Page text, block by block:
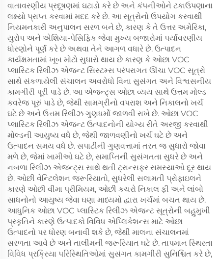
વાતાવરણીય પ્રદૂષણમાં ઘટાડો કરે છે અને કંપનીઓને ટકાઉપણાના
લક્ષ્યો પ્રાપ્ત કરવામાં મદદ કરે છે. આ સૂત્રોનો ઉપયોગ કરવાથી
નિયમનકારી અનુપાલન સરળ બને છે, કારણ કે તે ઉત્તર અમેરિકા,
યુરોપ અને એશિયા-પેસિફિક જેવા મુખ્ય બજારોમાં પર્યાવરણીય
ધોરણોને પૂર્ણ કરે છે અથવા તેને આગળ વધારે છે. ઉત્પાદન
કાર્યક્ષમતામાં ખૂબ મોટો સુધારો થાય છે કારણ કે ઓછા VOC
પ્લાસ્ટિક રિલીઝ એજન્ટ સિસ્ટમ્સ પરંપરાગત ઊંચા VOC સૂત્રો
સાથે સંકળાયેલી સંચાલન અવરોધો વિના સુસંગત અને વિશ્વસનીય
કામગીરી પૂરી પાડે છે. આ એજન્ટ્સ ઓછા વ્યય સાથે ઉત્તમ મોલ્ડ
કવરેજ પૂરું પાડે છે, જેથી સામગ્રીનો વપરાશ અને નિકાલનો ખર્ચ
ઘટે છે અને ઉત્તમ રિલીઝ ગુણધર્મો જાળવી રાખે છે. ઓછા VOC
પ્લાસ્ટિક રિલીઝ એજન્ટ ઉત્પાદનોની યોગ્ય રીતે અરજી કરવાથી
મોલ્ડની આયુષ્ય વધે છે, જેથી જાળવણીનો ખર્ચ ઘટે છે અને
ઉત્પાદન સમય વધે છે. સપાટીની ગુણવત્તામાં તરત જ સુધારો જોવા
મળે છે, જેમાં ખામીઓ ઘટે છે, સમાપ્તિની સુસંગતતા સુધરે છે અને
નબળા રિલીઝ એજન્ટ્સ સાથે થતી ટ્રાન્સફર સમસ્યાઓ દૂર થાય
છે. ઓછી વેન્ટિલેશન જરૂરિયાતો, સુધરેલી સલામતી પ્રોફાઇલને
કારણે ઓછી વીમા પ્રીમિયમ, ઓછી કચરો નિકાલ ફી અને લાંબો
સાધનોનો આયુષ્ય જેવા ઘણા માધ્યમો દ્વારા ખર્ચમાં બચત થાય છે.
આધુનિક ઓછા VOC પ્લાસ્ટિક રિલીઝ એજન્ટ સૂત્રોની બહુમુખી
પ્રકૃતિને કારણે ઉત્પાદકો વિવિધ એપ્લિકેશન્સ માટે ઓછા
ઉત્પાદનો પર ધોરણ બનાવી શકે છે, જેથી માલના સંચાલનમાં
સરળતા આવે છે અને તાલીમની જરૂરિયાત ઘટે છે. તાપમાન સ્થિરતા
વિવિધ પ્રક્રિયા પરિસ્થિતિઓમાં સુસંગત કામગીરી સુનિશ્ચિત કરે છે,